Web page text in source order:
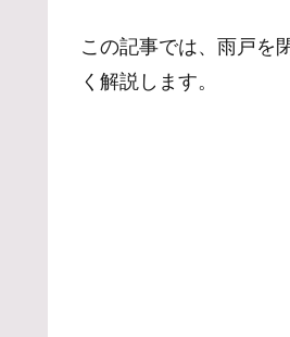
この記事では、雨戸を
く解説します。